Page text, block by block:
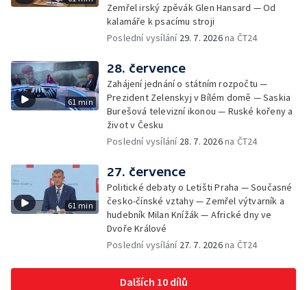
Zemřel irský zpěvák Glen Hansard — Od
kalamáře k psacímu stroji
Poslední vysílání 29. 7. 2026na ČT24
61 min
28. července
Zahájení jednání o státním rozpočtu —
Prezident Zelenskyj v Bílém domě — Saskia
Burešová televizní ikonou — Ruské kořeny a
život v Česku
Poslední vysílání 28. 7. 2026na ČT24
61 min
27. července
Politické debaty o Letišti Praha — Současné
česko-čínské vztahy — Zemřel výtvarník a
hudebník Milan Knížák — Africké dny ve
Dvoře Králové
Poslední vysílání 27. 7. 2026na ČT24
Dalších 10 dílů